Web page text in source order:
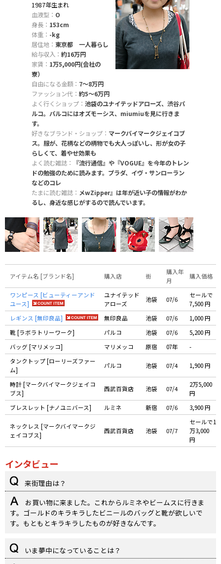
1987年生まれ
血液型： O
身長： 153cm
体重： -kg
居住地： 東京都 一人暮らし
給与収入： 約16万円
家賃： 1万5,000円(会社の
寮）
自由になる金額： 7〜8万円
ファッション代： 約5〜6万円
よく行くショップ： 池袋のユナイテッドアローズ、渋谷パ
ルコ。パルコにはオズモーシス、miumiuを見に行きま
す。
好きなブランド・ショップ： マークバイマークジェイコブ
ス。服が、花柄などの柄物でも大人っぽいし、形が女の子
らしくて、着やせ効果も
よく読む雑誌：
『流行通信』や『VOGUE』を今年のトレン
ドの勉強のために読みます。プラダ、イヴ・サンローラン
などのコレ
たまに読む雑誌： メwZipper』は年が近い子の情報がわか
るし、身近な感じがするので読んでいます。
アイテム名 [ブランド名] 購入店 街
購入年
月
購入価格
ワンピース [ビューティーアンド
ユース]
ユナイテッド
アローズ
池袋 07/6
セールで
7,500 円
レギンス [無印良品]
無印良品 池袋 07/6
1,000 円
靴 [ラボラトリーワーク]
パルコ 池袋 07/6
5,200 円
バッグ [マリメッコ]
マリメッコ 原宿 07年
-
タンクトップ [ローリーズファー
ム]
パルコ 池袋 07/4 1,900 円
時計 [マークバイマークジェイコ
ブス]
西武百貨店 池袋 07/4
2万5,000
円
ブレスレット [ナノユニバース]
ルミネ 新宿 07/6 3,900 円
ネックレス [マークバイマークジ
ェイコブス]
西武百貨店 池袋 07/7
セールで1
万3,000
円
インタビュー
来街理由は？
お買い物に来ました。これからルミネやビームスに行きま
す。ゴールドのキラキラしたビニールのバッグと靴が欲しいで
す。もともとキラキラしたものが好きなんです。
いま夢中になっていることは？